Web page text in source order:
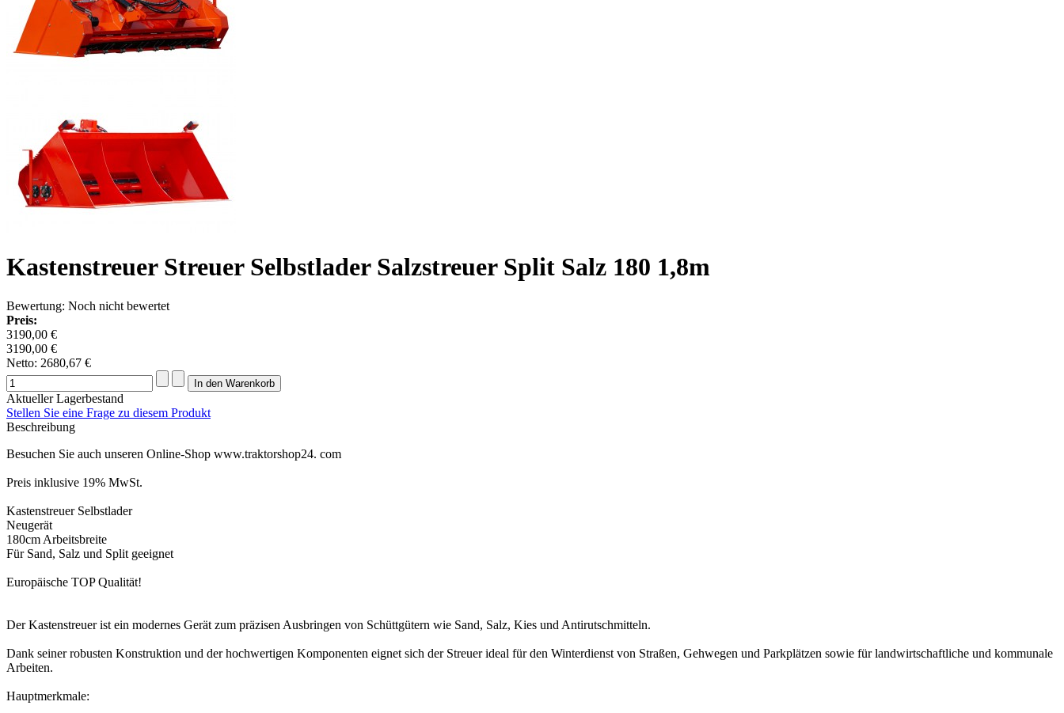
Kastenstreuer Streuer Selbstlader Salzstreuer Split Salz 180 1,8m
Bewertung: Noch nicht bewertet
Preis:
3190,00 €
3190,00 €
Netto: 2680,67 €
Aktueller Lagerbestand
Stellen Sie eine Frage zu diesem Produkt
Beschreibung
Besuchen Sie auch unseren Online-Shop www.traktorshop24. com
Preis inklusive 19% MwSt.
Kastenstreuer Selbstlader
Neugerät
180cm Arbeitsbreite
Für Sand, Salz und Split geeignet
Europäische TOP Qualität!
Der Kastenstreuer ist ein modernes Gerät zum präzisen Ausbringen von Schüttgütern wie Sand, Salz, Kies und Antirutschmitteln.
Dank seiner robusten Konstruktion und der hochwertigen Komponenten eignet sich der Streuer ideal für den Winterdienst von Straßen, Gehwegen und Parkplätzen sowie für landwirtschaftliche und kommunale
Arbeiten.
Hauptmerkmale: